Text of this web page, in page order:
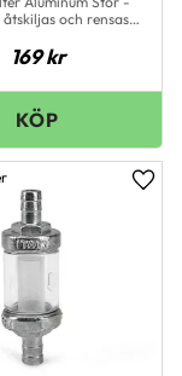
åtskiljas och rensas
169kr